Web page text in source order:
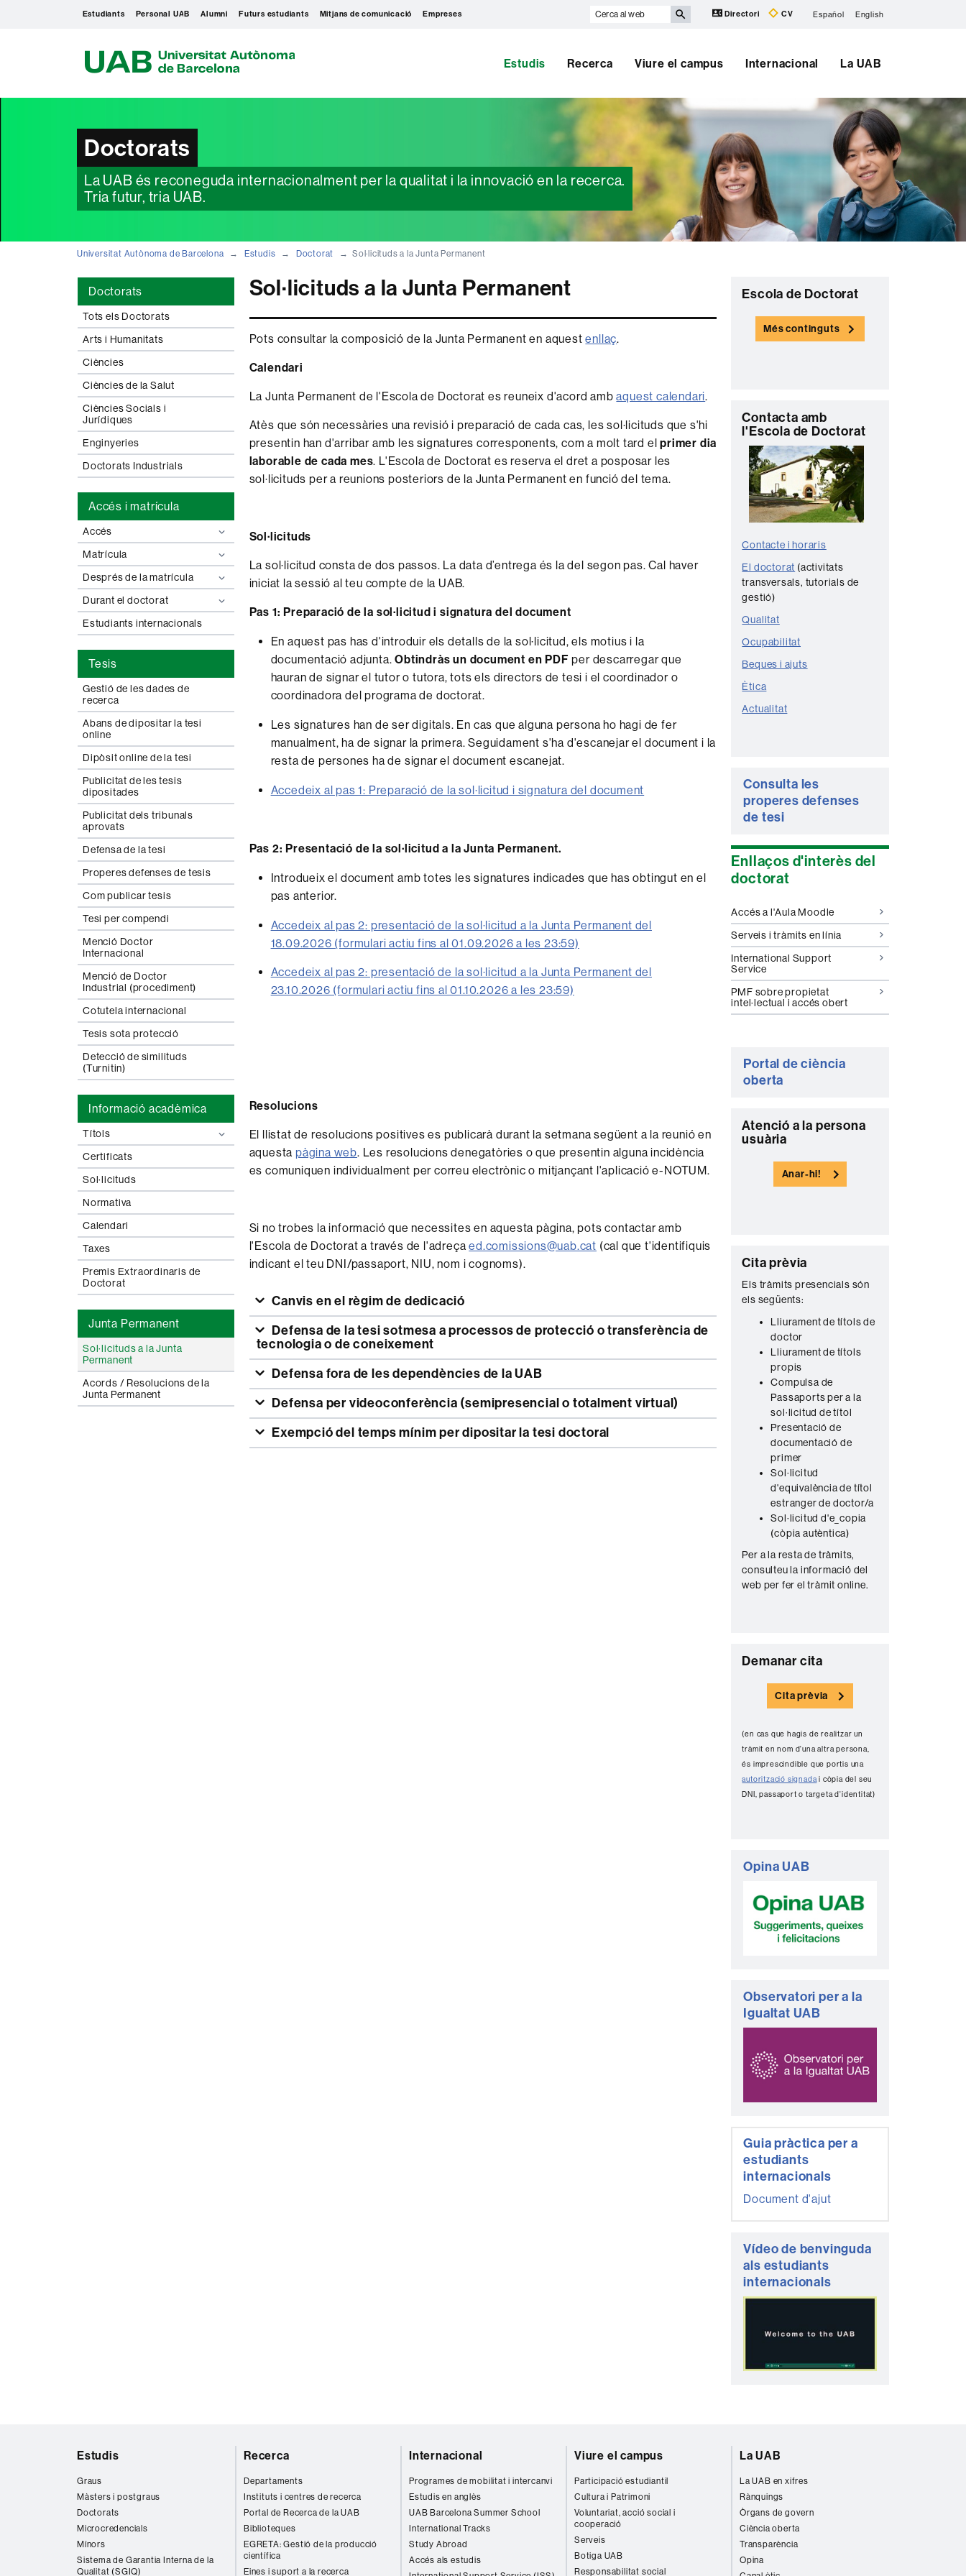
Estudiants Personal UAB Alumni Futurs estudiants Mitjans de comunicació Empreses
Cerca
Directori CV Español English
B
Estudis Recerca Viure el campus Internacional La UAB
Doctorats
La UAB és reconeguda internacionalment per la qualitat i la innovació en la recerca.
Tria futur, tria UAB.
Universitat Autònoma de Barcelona Estudis Doctorat Sol·licituds a la Junta Permanent
Doctorats
Tots els Doctorats
Arts i Humanitats
Ciències
Ciències de la Salut
Ciències Socials i
Jurídiques
Enginyeries
Doctorats Industrials
Accés i matrícula
Accés
Matrícula
Després de la matrícula
Durant el doctorat
Estudiants internacionals
Tesis
Gestió de les dades de
recerca
Abans de dipositar la tesi
online
Dipòsit online de la tesi
Publicitat de les tesis
dipositades
Publicitat dels tribunals
aprovats
Defensa de la tesi
Properes defenses de tesis
Com publicar tesis
Tesi per compendi
Menció Doctor
Internacional
Menció de Doctor
Industrial (procediment)
Cotutela internacional
Tesis sota protecció
Detecció de similituds
(Turnitin)
Informació acadèmica
Títols
Certificats
Sol·licituds
Normativa
Calendari
Taxes
Premis Extraordinaris de
Doctorat
Junta Permanent
Sol·licituds a la Junta
Permanent
Acords / Resolucions de la
Junta Permanent
Sol·licituds a la Junta Permanent
Pots consultar la composició de la Junta Permanent en aquestenllaç.
Calendari
La Junta Permanent de l'Escola de Doctorat es reuneix d'acord ambaquest calendari.
Atès que són necessàries una revisió i preparació de cada cas, les sol·licituds que s'hi
presentin han d'arribar amb les signatures corresponents, com a molt tard elprimer dia
laborable de cada mes. L'Escola de Doctorat es reserva el dret a posposar les
sol·licituds per a reunions posteriors de la Junta Permanent en funció del tema.
Sol·licituds
La sol·licitud consta de dos passos. La data d’entrega és la del segon pas. Cal haver
iniciat la sessió al teu compte de la UAB.
Pas 1: Preparació de la sol·licitud i signatura del document
En aquest pas has d'introduir els detalls de la sol·licitud, els motius i la
documentació adjunta.Obtindràs un document en PDF per descarregar que
hauran de signar el tutor o tutora, tots els directors de tesi i el coordinador o
coordinadora del programa de doctorat.
Les signatures han de ser digitals. En cas que alguna persona ho hagi de fer
manualment, ha de signar la primera. Seguidament s'ha d'escanejar el document i la
resta de persones ha de signar el document escanejat.
Accedeix al pas 1: Preparació de la sol·licitud i signatura del document
Pas 2: Presentació de la sol·licitud a la Junta Permanent.
Introdueix el document amb totes les signatures indicades que has obtingut en el
pas anterior.
Accedeix al pas 2: presentació de la sol·licitud a la Junta Permanent del
18.09.2026 (formulari actiu fins al 01.09.2026 a les 23:59)
Accedeix al pas 2: presentació de la sol·licitud a la Junta Permanent del
23.10.2026 (formulari actiu fins al 01.10.2026 a les 23:59)
Resolucions
El llistat de resolucions positives es publicarà durant la setmana següent a la reunió en
aquesta pàgina web. Les resolucions denegatòries o que presentin alguna incidència
es comuniquen individualment per correu electrònic o mitjançant l'aplicació e-NOTUM.
Si no trobes la informació que necessites en aquesta pàgina, pots contactar amb
l'Escola de Doctorat a través de l'adreçaed.comissions@uab.cat (cal que t'identifiquis
indicant el teu DNI/passaport, NIU, nom i cognoms).
Canvis en el règim de dedicació
tecnologia o de coneixement
Defensa fora de les dependències de la UAB
Defensa per videoconferència (semipresencial o totalment virtual)
Exempció del temps mínim per dipositar la tesi doctoral
Informació
C
t
e
Escola de Doctorat
Més continguts
C
o
n
a
c
t
e
Contacta amb
l'Escola de Doctorat
Contacte i horaris
El doctorat (activitats
transversals, tutorials de
gestió)
Qualitat
Ocupabilitat
Beques i ajuts
Ètica
Actualitat
Consulta les
properes defenses
de tesi
Enllaços d'interès del
doctorat
Accés a l'Aula Moodle
Serveis i tràmits en línia
International Support
Service
PMF sobre propietat
intel·lectual i accés obert
Portal de ciència
oberta
C
o
t
e
Atenció a la persona
usuària
Anar-hi!
C
o
n
Cita prèvia
Els tràmits presencials són
els següents:
Lliurament de títols de
doctor
Lliurament de títols
propis
Compulsa de
Passaports per a la
sol·licitud de títol
Presentació de
documentació de
primer
Sol·licitud
d'equivalència de títol
estranger de doctor/a
Sol·licitud d'e_copia
(còpia autèntica)
Per a la resta de tràmits,
consulteu la informació del
web per fer el tràmit online.
C
t
a
c
t
Demanar cita
Cita prèvia
(en cas que hagis de realitzar un
tràmit en nom d'una altra persona,
és imprescindible que portis una
autorització signada i còpia del seu
DNI, passaport o targeta d'identitat)
Opina UAB
Observatori per a la
Igualtat UAB
Guia pràctica per a
estudiants
internacionals
Document d'ajut
Vídeo de benvinguda
als estudiants
internacionals
Estudis
Graus
Màsters i postgraus
Doctorats
Microcredencials
Mínors
Sistema de Garantia Interna de la
Qualitat (SGIQ)
Recerca
Departaments
Instituts i centres de recerca
Portal de Recerca de la UAB
Biblioteques
EGRETA: Gestió de la producció
científica
Eines i suport a la recerca
Internacional
Programes de mobilitat i intercanvi
Estudis en anglès
UAB Barcelona Summer School
International Tracks
Study Abroad
Accés als estudis
Viure el campus
Participació estudiantil
Cultura i Patrimoni
Voluntariat, acció social i
cooperació
Serveis
Botiga UAB
Responsabilitat social
La UAB
La UAB en xifres
Rànquings
Òrgans de govern
Ciència oberta
Transparència
Opina